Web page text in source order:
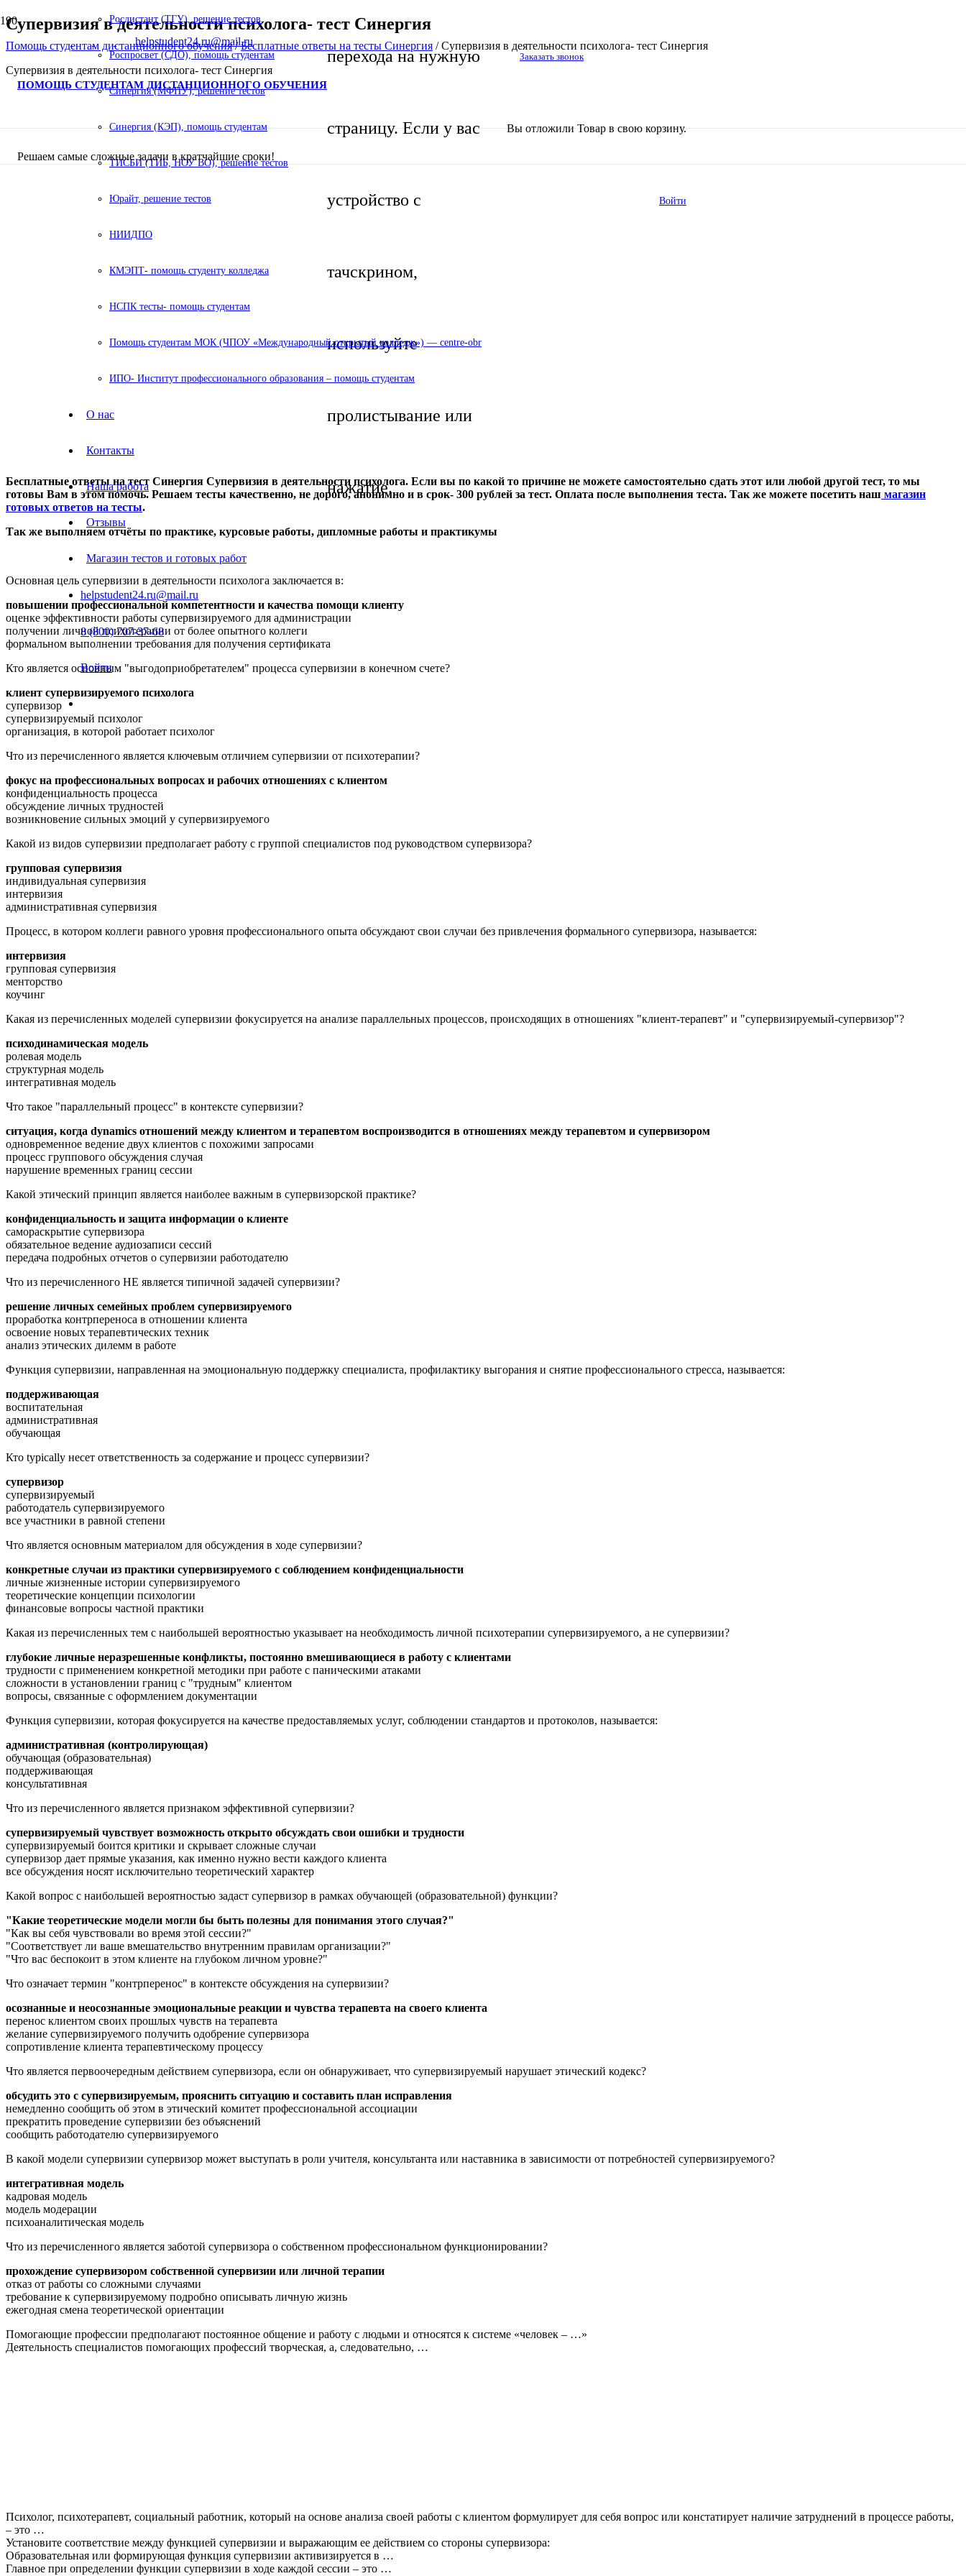
helpstudent24.ru@mail.ru
ПОМОЩЬ СТУДЕНТАМ ДИСТАНЦИОННОГО ОБУЧЕНИЯ
Решаем самые сложные задачи в кратчайшие сроки!
перехода на нужную
страницу. Если у вас
устройство с
тачскрином,
используйте
пролистывание или
нажатие.
Заказать звонок
Вы отложили Товар в свою корзину.
Войти
Росдистант (ТГУ), решение тестов
Роспросвет (СДО), помощь студентам
Синергия (МФПУ), решение тестов
Синергия (КЭП), помощь студентам
ТИСБИ (ТИБ, НОУ ВО), решение тестов
Юрайт, решение тестов
НИИДПО
КМЭПТ- помощь студенту колледжа
НСПК тесты- помощь студентам
Помощь студентам МОК (ЧПОУ «Международный открытый колледж») — centre-obr
ИПО- Институт профессионального образования – помощь студентам
О нас
Контакты
Наша работа
Отзывы
Магазин тестов и готовых работ
helpstudent24.ru@mail.ru
8 (800) 707-37-68
Войти
Супервизия в деятельности психолога- тест Синергия
Помощь студентам дистанционного обучения/Бесплатные ответы на тесты Синергия /Супервизия в деятельности психолога- тест Синергия
Супервизия в деятельности психолога- тест Синергия
Бесплатные ответы на тест Синергия Супервизия в деятельности психолога. Если вы по какой то причине не можете самостоятельно сдать этот или любой другой тест, то мы
готовы Вам в этом помочь. Решаем тесты качественно, не дорого, анонимно и в срок- 300 рублей за тест. Оплата после выполнения теста. Так же можете посетить наш магазин
готовых ответов на тесты.
Так же выполняем отчёты по практике, курсовые работы, дипломные работы и практикумы
Основная цель супервизии в деятельности психолога заключается в:
повышении профессиональной компетентности и качества помощи клиенту
оценке эффективности работы супервизируемого для администрации
получении личной психотерапии от более опытного коллеги
формальном выполнении требования для получения сертификата
Кто является основным "выгодоприобретателем" процесса супервизии в конечном счете?
клиент супервизируемого психолога
супервизор
супервизируемый психолог
организация, в которой работает психолог
Что из перечисленного является ключевым отличием супервизии от психотерапии?
фокус на профессиональных вопросах и рабочих отношениях с клиентом
конфиденциальность процесса
обсуждение личных трудностей
возникновение сильных эмоций у супервизируемого
Какой из видов супервизии предполагает работу с группой специалистов под руководством супервизора?
групповая супервизия
индивидуальная супервизия
интервизия
административная супервизия
Процесс, в котором коллеги равного уровня профессионального опыта обсуждают свои случаи без привлечения формального супервизора, называется:
интервизия
групповая супервизия
менторство
коучинг
Какая из перечисленных моделей супервизии фокусируется на анализе параллельных процессов, происходящих в отношениях "клиент-терапевт" и "супервизируемый-супервизор"?
психодинамическая модель
ролевая модель
структурная модель
интегративная модель
Что такое "параллельный процесс" в контексте супервизии?
ситуация, когда dynamics отношений между клиентом и терапевтом воспроизводится в отношениях между терапевтом и супервизором
одновременное ведение двух клиентов с похожими запросами
процесс группового обсуждения случая
нарушение временных границ сессии
Какой этический принцип является наиболее важным в супервизорской практике?
конфиденциальность и защита информации о клиенте
самораскрытие супервизора
обязательное ведение аудиозаписи сессий
передача подробных отчетов о супервизии работодателю
Что из перечисленного НЕ является типичной задачей супервизии?
решение личных семейных проблем супервизируемого
проработка контрпереноса в отношении клиента
освоение новых терапевтических техник
анализ этических дилемм в работе
Функция супервизии, направленная на эмоциональную поддержку специалиста, профилактику выгорания и снятие профессионального стресса, называется:
поддерживающая
воспитательная
административная
обучающая
Кто typically несет ответственность за содержание и процесс супервизии?
супервизор
супервизируемый
работодатель супервизируемого
все участники в равной степени
Что является основным материалом для обсуждения в ходе супервизии?
конкретные случаи из практики супервизируемого с соблюдением конфиденциальности
личные жизненные истории супервизируемого
теоретические концепции психологии
финансовые вопросы частной практики
Какая из перечисленных тем с наибольшей вероятностью указывает на необходимость личной психотерапии супервизируемого, а не супервизии?
глубокие личные неразрешенные конфликты, постоянно вмешивающиеся в работу с клиентами
трудности с применением конкретной методики при работе с паническими атаками
сложности в установлении границ с "трудным" клиентом
вопросы, связанные с оформлением документации
Функция супервизии, которая фокусируется на качестве предоставляемых услуг, соблюдении стандартов и протоколов, называется:
административная (контролирующая)
обучающая (образовательная)
поддерживающая
консультативная
Что из перечисленного является признаком эффективной супервизии?
супервизируемый чувствует возможность открыто обсуждать свои ошибки и трудности
супервизируемый боится критики и скрывает сложные случаи
супервизор дает прямые указания, как именно нужно вести каждого клиента
все обсуждения носят исключительно теоретический характер
Какой вопрос с наибольшей вероятностью задаст супервизор в рамках обучающей (образовательной) функции?
"Какие теоретические модели могли бы быть полезны для понимания этого случая?"
"Как вы себя чувствовали во время этой сессии?"
"Соответствует ли ваше вмешательство внутренним правилам организации?"
"Что вас беспокоит в этом клиенте на глубоком личном уровне?"
Что означает термин "контрперенос" в контексте обсуждения на супервизии?
осознанные и неосознанные эмоциональные реакции и чувства терапевта на своего клиента
перенос клиентом своих прошлых чувств на терапевта
желание супервизируемого получить одобрение супервизора
сопротивление клиента терапевтическому процессу
Что является первоочередным действием супервизора, если он обнаруживает, что супервизируемый нарушает этический кодекс?
обсудить это с супервизируемым, прояснить ситуацию и составить план исправления
немедленно сообщить об этом в этический комитет профессиональной ассоциации
прекратить проведение супервизии без объяснений
сообщить работодателю супервизируемого
В какой модели супервизии супервизор может выступать в роли учителя, консультанта или наставника в зависимости от потребностей супервизируемого?
интегративная модель
кадровая модель
модель модерации
психоаналитическая модель
Что из перечисленного является заботой супервизора о собственном профессиональном функционировании?
прохождение супервизором собственной супервизии или личной терапии
отказ от работы со сложными случаями
требование к супервизируемому подробно описывать личную жизнь
ежегодная смена теоретической ориентации
Помогающие профессии предполагают постоянное общение и работу с людьми и относятся к системе «человек – …»
Деятельность специалистов помогающих профессий творческая, а, следовательно, …
Психолог, психотерапевт, социальный работник, который на основе анализа своей работы с клиентом формулирует для себя вопрос или констатирует наличие затруднений в процессе работы,
– это …
Установите соответствие между функцией супервизии и выражающим ее действием со стороны супервизора:
Образовательная или формирующая функция супервизии активизируется в …
Главное при определении функции супервизии в ходе каждой сессии – это …